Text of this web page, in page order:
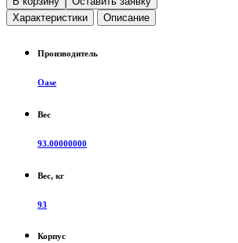
Характеристики
Описание
Производитель
Oase
Вес
93.00000000
Вес, кг
93
Корпус